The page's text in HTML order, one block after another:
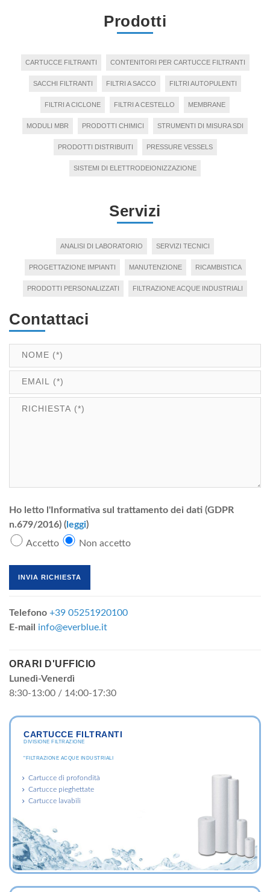
Prodotti
CARTUCCE FILTRANTI CONTENITORI PER CARTUCCE FILTRANTI
SACCHI FILTRANTI FILTRI A SACCO FILTRI AUTOPULENTI
FILTRI A CICLONE FILTRI A CESTELLO MEMBRANE
MODULI MBR PRODOTTI CHIMICI STRUMENTI DI MISURA SDI
PRODOTTI DISTRIBUITI PRESSURE VESSELS
SISTEMI DI ELETTRODEIONIZZAZIONE
Servizi
ANALISI DI LABORATORIO SERVIZI TECNICI
PROGETTAZIONE IMPIANTI MANUTENZIONE RICAMBISTICA
PRODOTTI PERSONALIZZATI FILTRAZIONE ACQUE INDUSTRIALI
Contattaci
Ho letto l'Informativa sul trattamento dei dati (GDPR
n.679/2016) ( leggi)
Accetto
Non accetto
Telefono +39 05251920100
E-mail
info@everblue.it
ORARI D'UFFICIO
Lunedì-Venerdì
8:30-13:00 / 14:00-17:30
CARTUCCE FILTRANTI
DIVISIONE FILTRAZIONE
"FILTRAZIONE ACQUE INDUSTRIALI
Cartucce di profondità
Cartucce pieghettate
Cartucce lavabili